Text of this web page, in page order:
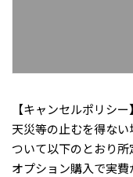
【キャンセルポリシー】
天災等の止むを得な
ついて以下のとおり所
オプション購入で実